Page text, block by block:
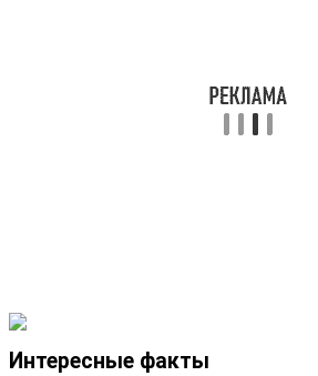
Интересные факты